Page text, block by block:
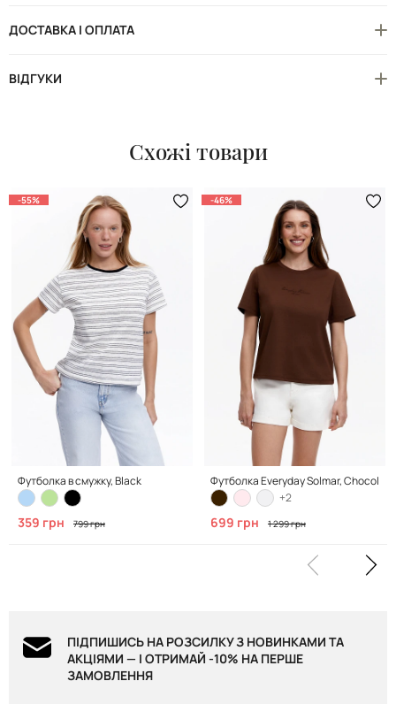
ДОСТАВКА І ОПЛАТА
ВІДГУКИ
Схожі товари
-55%
Футболка в смужку, Black
359 грн 799 грн
-46%
Футболка Everyday Solmar, Chocolate
+2
699 грн 1 299 грн
ПІДПИШИСЬ НА РОЗСИЛКУ З НОВИНКАМИ ТА
АКЦІЯМИ — І ОТРИМАЙ -10% НА ПЕРШЕ
ЗАМОВЛЕННЯ